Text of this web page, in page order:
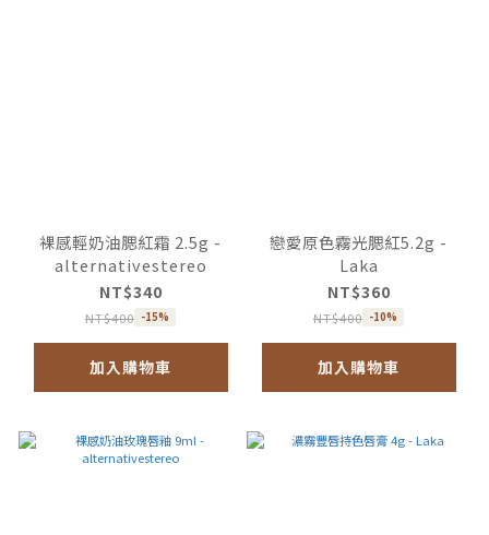
裸感輕奶油腮紅霜 2.5g -
alternativestereo
NT$340
NT$400 -15%
加入購物車
戀愛原色霧光腮紅5.2g -
Laka
NT$360
NT$400 -10%
加入購物車